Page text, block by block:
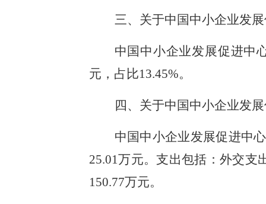
三、关于中国中小企业发
中国中小企业发展促进中
元，占比13.45%。
四、关于中国中小企业发
中国中小企业发展促进中
25.01万元。支出包括：外交支
150.77万元。